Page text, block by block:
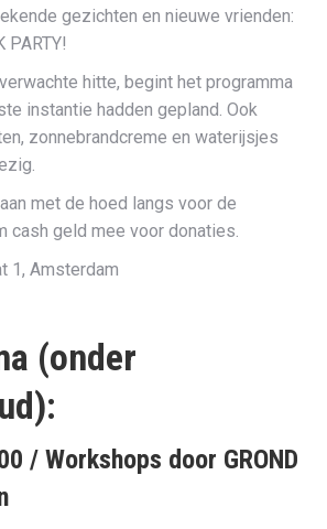
gezichten en nieuwe vrienden:
PARTY!
hitte, begint het programma
instantie hadden gepland. Ook
zonnebrandcreme en waterijsjes
met de hoed langs voor de
cash geld mee voor donaties.
1, Amsterdam
(onder
/Workshops door GROND